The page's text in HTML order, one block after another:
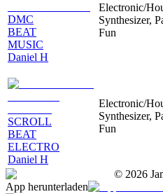
DMC
BEAT
MUSIC
Daniel H
Electronic/
Synthesizer,
Fun
SCROLL
BEAT
ELECTRO
Daniel H
Electronic/
Synthesizer,
Fun
© 2026
App herunterladen